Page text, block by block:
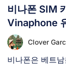
비나폰 SIM
Vinaphone
Clover
비나폰은 베트